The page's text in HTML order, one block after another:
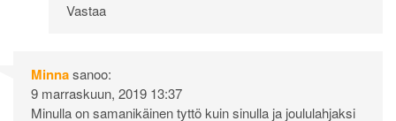
Vastaa
Minnasanoo:
9 marraskuun, 2019 13:37
Minulla on samanikäinen tyttö kuin sinulla ja joululahjaksi